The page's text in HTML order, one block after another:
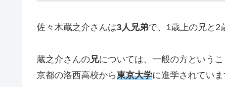
佐々木蔵之介さんは3人兄弟で、1歳上の兄と2
蔵之介さんの兄については、一般の方という
京都の洛西高校から東京大学に進学されてい